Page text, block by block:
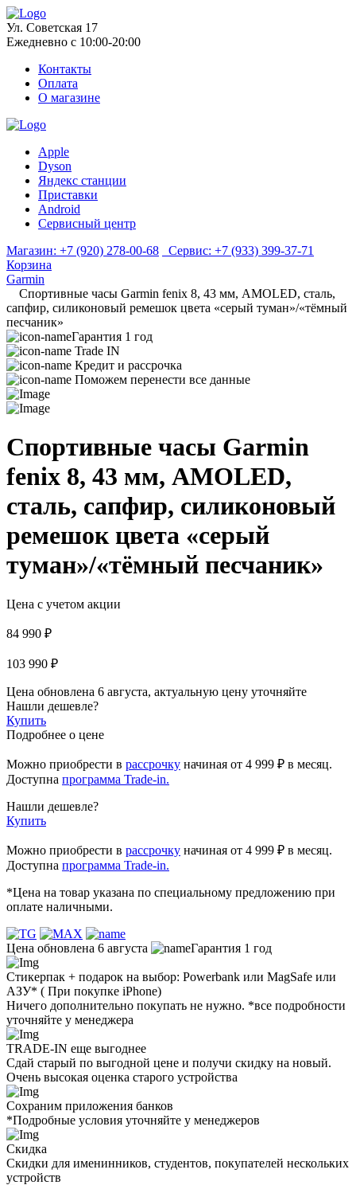
Ул. Советская 17
Ежедневно с 10:00-20:00
Контакты
Оплата
О магазине
Apple
Dyson
Яндекс станции
Приставки
Android
Сервисный центр
Магазин: +7 (920) 278-00-68 Сервис: +7 (933) 399-37-71
Корзина
Garmin
Спортивные часы Garmin fenix 8, 43 мм, AMOLED, сталь,
сапфир, силиконовый ремешок цвета «серый туман»/«тёмный
песчаник»
Гарантия 1 год
Trade IN
Кредит и рассрочка
Поможем перенести все данные
Спортивные часы Garmin
fenix 8, 43 мм, AMOLED,
сталь, сапфир, силиконовый
ремешок цвета «серый
туман»/«тёмный песчаник»
Цена с учетом акции
84 990 ₽
103 990 ₽
Цена обновлена 6 августа, актуальную цену уточняйте
Нашли дешевле?
Купить
Подробнее о цене
Можно приобрести в рассрочку начиная от 4 999 ₽ в месяц.
Доступна программа Trade-in.
Нашли дешевле?
Купить
Можно приобрести в рассрочку начиная от 4 999 ₽ в месяц.
Доступна программа Trade-in.
*Цена на товар указана по специальному предложению при
оплате наличными.
Цена обновлена 6 августа Гарантия 1 год
Стикерпак + подарок на выбор: Powerbank или MagSafe или
AЗУ* ( При покупке iPhone)
Ничего дополнительно покупать не нужно. *все подробности
уточняйте у менеджера
TRADE-IN еще выгоднее
Сдай старый по выгодной цене и получи скидку на новый.
Очень высокая оценка старого устройства
Сохраним приложения банков
*Подробные условия уточняйте у менеджеров
Скидка
Скидки для именинников, студентов, покупателей нескольких
устройств